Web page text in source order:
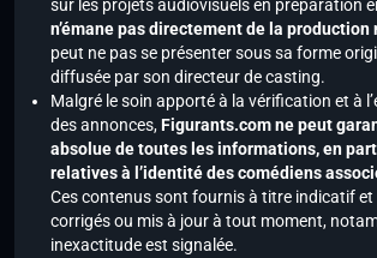
sur les projets audiovisuels en préparation
n’émane pas directement de la
peut ne pas se présenter sous sa forme
diffusée par son directeur de casting.
Malgré le soin apporté à la vérification et à
des annonces,Figurants.com ne peut
absolue de toutes les informations, en
relatives à l’identité des comédiens
Ces contenus sont fournis à titre indicatif et
corrigés ou mis à jour à tout moment,
inexactitude est signalée.